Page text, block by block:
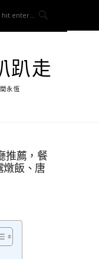
趴走
永恆
推薦，餐
燉飯、唐